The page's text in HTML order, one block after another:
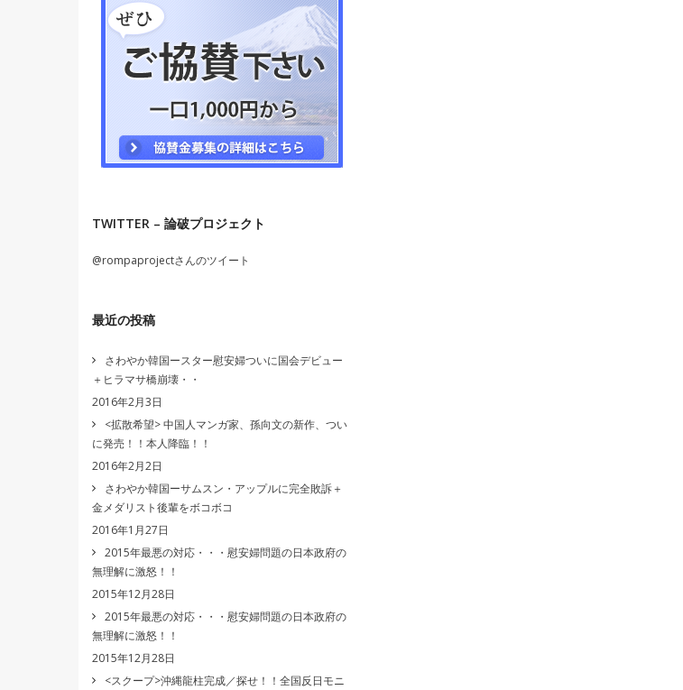
TWITTER – 論破プロジェクト
@rompaprojectさんのツイート
最近の投稿
さわやか韓国ースター慰安婦ついに国会デビュー
＋ヒラマサ橋崩壊・・
2016年2月3日
<拡散希望> 中国人マンガ家、孫向文の新作、つい
に発売！！本人降臨！！
2016年2月2日
さわやか韓国ーサムスン・アップルに完全敗訴＋
金メダリスト後輩をボコボコ
2016年1月27日
2015年最悪の対応・・・慰安婦問題の日本政府の
無理解に激怒！！
2015年12月28日
2015年最悪の対応・・・慰安婦問題の日本政府の
無理解に激怒！！
2015年12月28日
<スクープ>沖縄龍柱完成／探せ！！全国反日モニ